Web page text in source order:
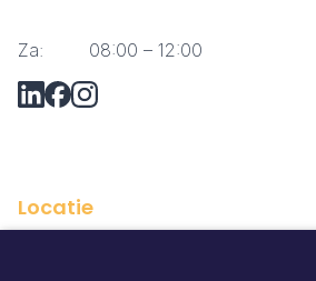
Za: 08:00 – 12:00
Locatie